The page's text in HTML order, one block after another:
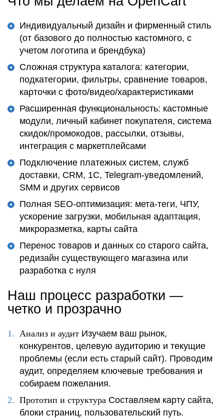
Индивидуальный дизайн и фирменный стиль
(от базового до полностью кастомного, с
учетом логотипа и брендбука)
Сложная структура каталога: категории,
подкатегории, фильтры, сравнение товаров,
карточки с фото/видео/характеристиками
Расширенная функциональность: кастомные
модули, личный кабинет покупателя, система
скидок/промокодов, рассылки, отзывы,
интеграция с маркетплейсами
Подключение платежных систем, служб
доставки, CRM, 1С, Telegram-уведомлений,
SMM и других сервисов
Полная SEO-оптимизация: мета-теги, ЧПУ,
ускорение загрузки, мобильная адаптация,
микроразметка, карты сайта
Перенос товаров и данных со старого сайта,
редизайн существующего магазина или
разработка с нуля
Наш процесс разработки —
четко и прозрачно
Анализ и аудит Изучаем ваш рынок,
конкурентов, целевую аудиторию и текущие
проблемы (если есть старый сайт). Проводим
аудит, определяем ключевые требования и
собираем пожелания.
Прототип и структура Составляем карту сайта,
блоки страниц, пользовательский путь.